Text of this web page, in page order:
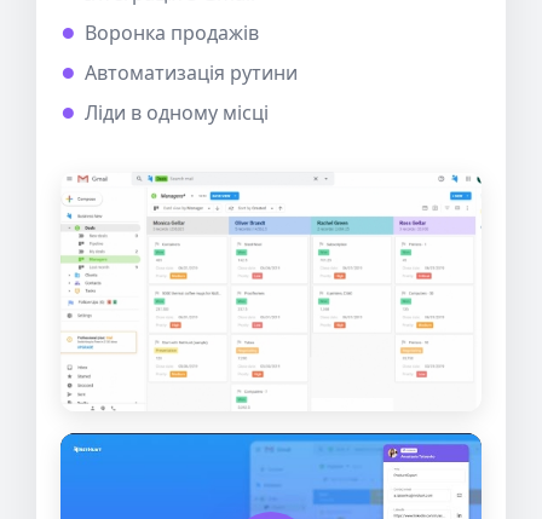
Воронка продажів
Автоматизація рутини
Ліди в одному місці